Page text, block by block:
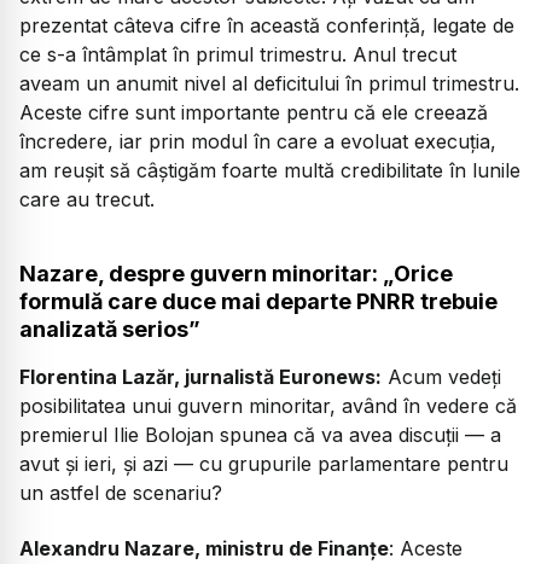
prezentat câteva cifre în această conferință, legate de
ce s-a întâmplat în primul trimestru. Anul trecut
aveam un anumit nivel al deficitului în primul trimestru.
Aceste cifre sunt importante pentru că ele creează
încredere, iar prin modul în care a evoluat execuția,
am reușit să câștigăm foarte multă credibilitate în lunile
care au trecut.
Nazare, despre guvern minoritar: „Orice
formulă care duce mai departe PNRR trebuie
analizată serios”
Florentina Lazăr, jurnalistă Euronews: Acum vedeți
posibilitatea unui guvern minoritar, având în vedere că
premierul Ilie Bolojan spunea că va avea discuții — a
avut și ieri, și azi — cu grupurile parlamentare pentru
un astfel de scenariu?
Alexandru Nazare, ministru de Finanțe: Aceste